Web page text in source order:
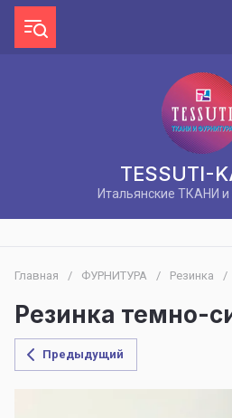
TESSUTI-
Итальянские ТКАНИ
Главная / ФУРНИТУРА / Резинка /
Резинка темно-
Предыдущий